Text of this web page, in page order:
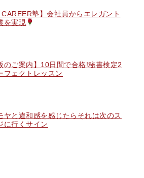
CAREER塾】会社員からエレガント
を実現
のご案内】10日間で合格!秘書検定2
フェクトレッスン
ヤと違和感を感じたらそれは次のス
に行くサイン